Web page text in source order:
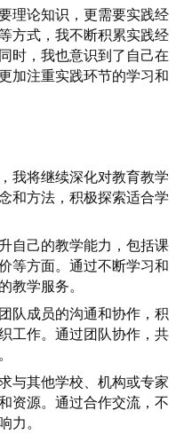
理论知识，更需要实践经
方式，我不断积累实践经
时，我也意识到了自己在
加注重实践环节的学习和
我将继续深化对教育教学
和方法，积极探索适合学
自己的教学能力，包括课
等方面。通过不断学习和
教学服务。
队成员的沟通和协作，积
工作。通过团队协作，共
与其他学校、机构或专家
资源。通过合作交流，不
力。